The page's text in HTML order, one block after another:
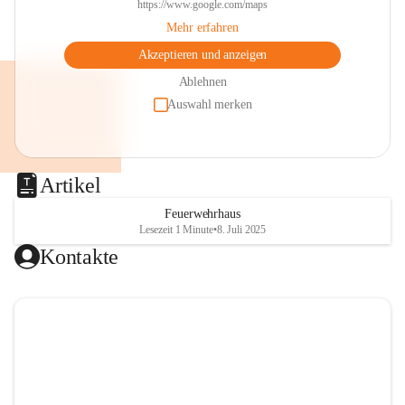
https://www.google.com/maps
Mehr erfahren
Akzeptieren und anzeigen
Ablehnen
Auswahl merken
Artikel
Feuerwehrhaus
Lesezeit 1 Minute•8. Juli 2025
Kontakte